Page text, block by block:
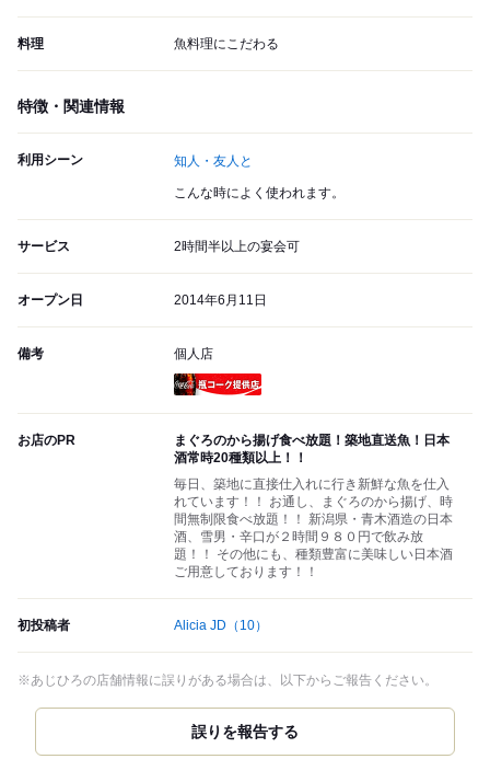
料理 魚料理にこだわる
特徴・関連情報
利用シーン 知人・友人と
こんな時によく使われます。
サービス 2時間半以上の宴会可
オープン日 2014年6月11日
備考
個人店
お店のPR
まぐろのから揚げ食べ放題！築地直送魚！日本
酒常時20種類以上！！
毎日、築地に直接仕入れに行き新鮮な魚を仕入
れています！！ お通し、まぐろのから揚げ、時
間無制限食べ放題！！ 新潟県・青木酒造の日本
酒、雪男・辛口が２時間９８０円で飲み放
題！！ その他にも、種類豊富に美味しい日本酒
ご用意しております！！
初投稿者 Alicia JD （10）
※あじひろの店舗情報に誤りがある場合は、以下からご報告ください。
誤りを報告する